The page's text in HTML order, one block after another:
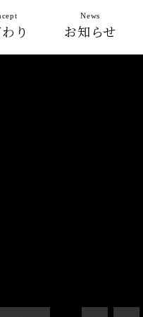
り お知らせ
News